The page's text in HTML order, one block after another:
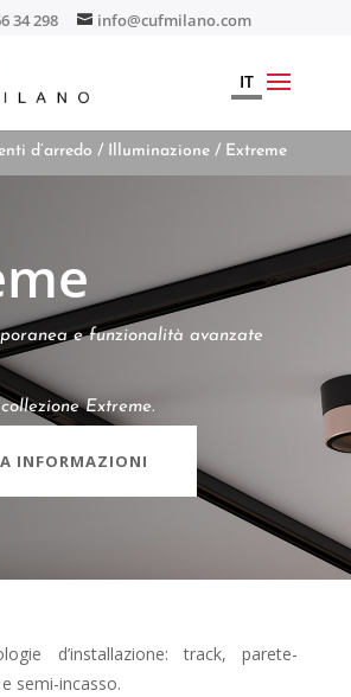
34 298 info@cufmilano.com
IT
d’arredo / Illuminazione / Extreme
e funzionalità avanzate
Extreme.
INFORMAZIONI
d’installazione: track, parete-
semi-incasso.